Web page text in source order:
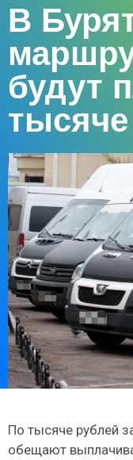
В
будут
По тысяче рублей
обещают